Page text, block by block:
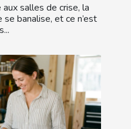
salles de crise, la
banalise, et ce n’est